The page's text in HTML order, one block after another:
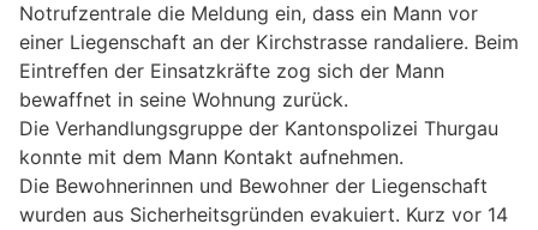
Notrufzentrale die Meldung ein, dass ein Mann vor
einer Liegenschaft an der Kirchstrasse randaliere. Beim
Eintreffen der Einsatzkräfte zog sich der Mann
bewaffnet in seine Wohnung zurück.
Die Verhandlungsgruppe der Kantonspolizei Thurgau
konnte mit dem Mann Kontakt aufnehmen.
Die Bewohnerinnen und Bewohner der Liegenschaft
wurden aus Sicherheitsgründen evakuiert. Kurz vor 14